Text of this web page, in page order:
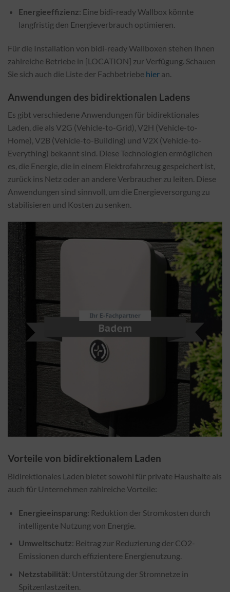
Energieeffizienz: Eine bidi-ready Wallbox könnte
langfristig den Energieverbrauch optimieren.
Für die Installation von bidi-ready Wallboxen stehen Ihnen
zahlreiche Betriebe in [LOCATION] zur Verfügung. Schauen
Sie sich auch die Liste der Fachbetriebe hier an.
Anwendungen des bidirektionalen Ladens
Es gibt verschiedene Anwendungen für bidirektionales
Laden, die als V2G (Vehicle-to-Grid), V2H (Vehicle-to-
Home), V2B (Vehicle-to-Building) und V2X (Vehicle-to-
Everything) bekannt sind. Diese Technologien ermöglichen
es, die Energie, die in einem Elektrofahrzeug gespeichert ist,
zurück ins Netz oder an andere Verbraucher zu leiten. Diese
Anwendungen sind sinnvoll, um die Energieversorgung zu
stabilisieren und Kosten zu senken.
Vorteile von bidirektionalem Laden
Bidirektionales Laden bietet sowohl für private Haushalte als
auch für Unternehmen zahlreiche Vorteile:
Energieeinsparung: Reduktion der Stromkosten durch
intelligente Nutzung von Energie.
Umweltschutz: Beitrag zur Reduzierung der CO2-
Emissionen durch effizientere Energienutzung.
Netzstabilität: Unterstützung der Stromnetze in
Spitzenlastzeiten.